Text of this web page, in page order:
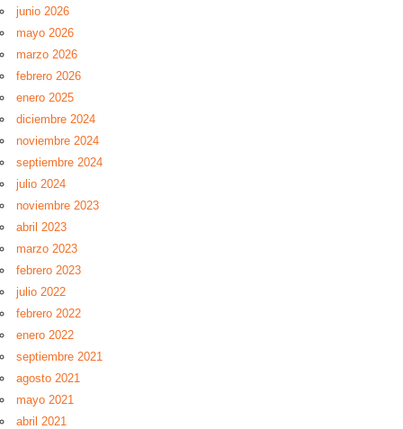
junio 2026
mayo 2026
marzo 2026
febrero 2026
enero 2025
diciembre 2024
noviembre 2024
septiembre 2024
julio 2024
noviembre 2023
abril 2023
marzo 2023
febrero 2023
julio 2022
febrero 2022
enero 2022
septiembre 2021
agosto 2021
mayo 2021
abril 2021